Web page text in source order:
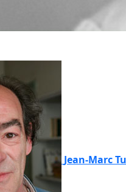
Jean-Marc